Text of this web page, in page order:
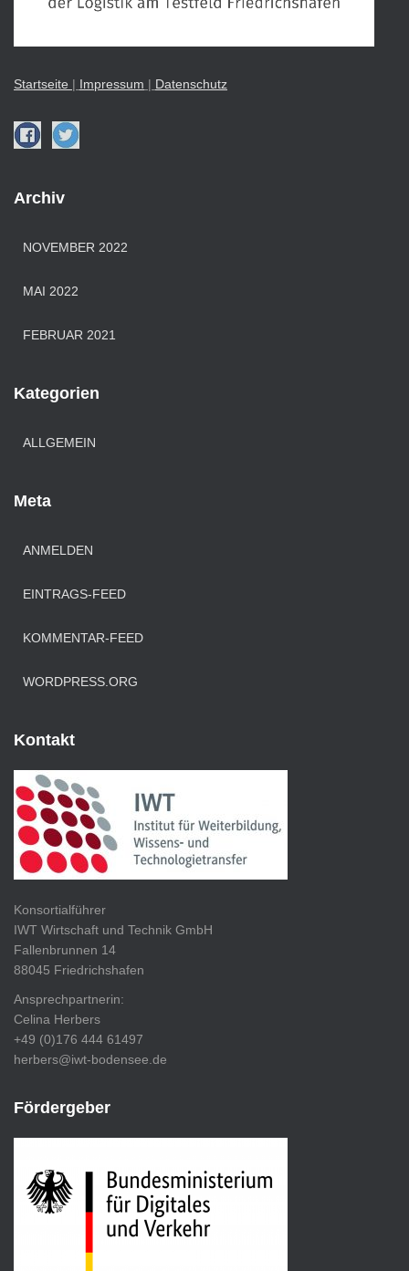
Startseite | Impressum | Datenschutz
Archiv
NOVEMBER 2022
MAI 2022
FEBRUAR 2021
Kategorien
ALLGEMEIN
Meta
ANMELDEN
EINTRAGS-FEED
KOMMENTAR-FEED
WORDPRESS.ORG
Kontakt
Konsortialführer
IWT Wirtschaft und Technik GmbH
Fallenbrunnen 14
88045 Friedrichshafen
Ansprechpartnerin:
Celina Herbers
+49 (0)176 444 61497
herbers@iwt-bodensee.de
Fördergeber